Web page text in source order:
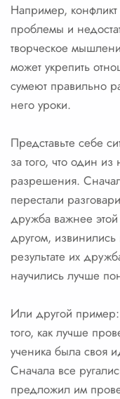
Например,
проблемы и
творческое
может укрепить
сумеют правильно
него уроки.
Представьте себе
за того, что один
разрешения.
перестали
дружба важнее
другом,
результате их
научились лучше
Или другой
того, как лучше
ученика была своя
Сначала все
предложил им